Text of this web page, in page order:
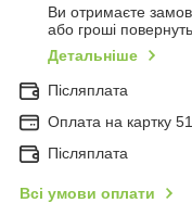
Ви отримаєте
або гроші
Детальніше
Післяплата
Оплата на картку
Післяплата
Всі умови оплати